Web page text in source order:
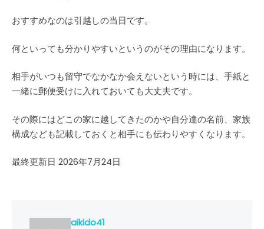
おすすめなのは引越しの当日です。
何といっても分かりやすいというのがその理由になります。
相手がいつも留守でなかなか会えないという時には、手紙と
一緒に郵便受けに入れておいても大丈夫です。
その際にはどこの家に越してきたのかや自分達の名前、家族
構成なども記載しておくと相手にも伝わりやすくなります。
最終更新日 2026年7月24日
aikido41